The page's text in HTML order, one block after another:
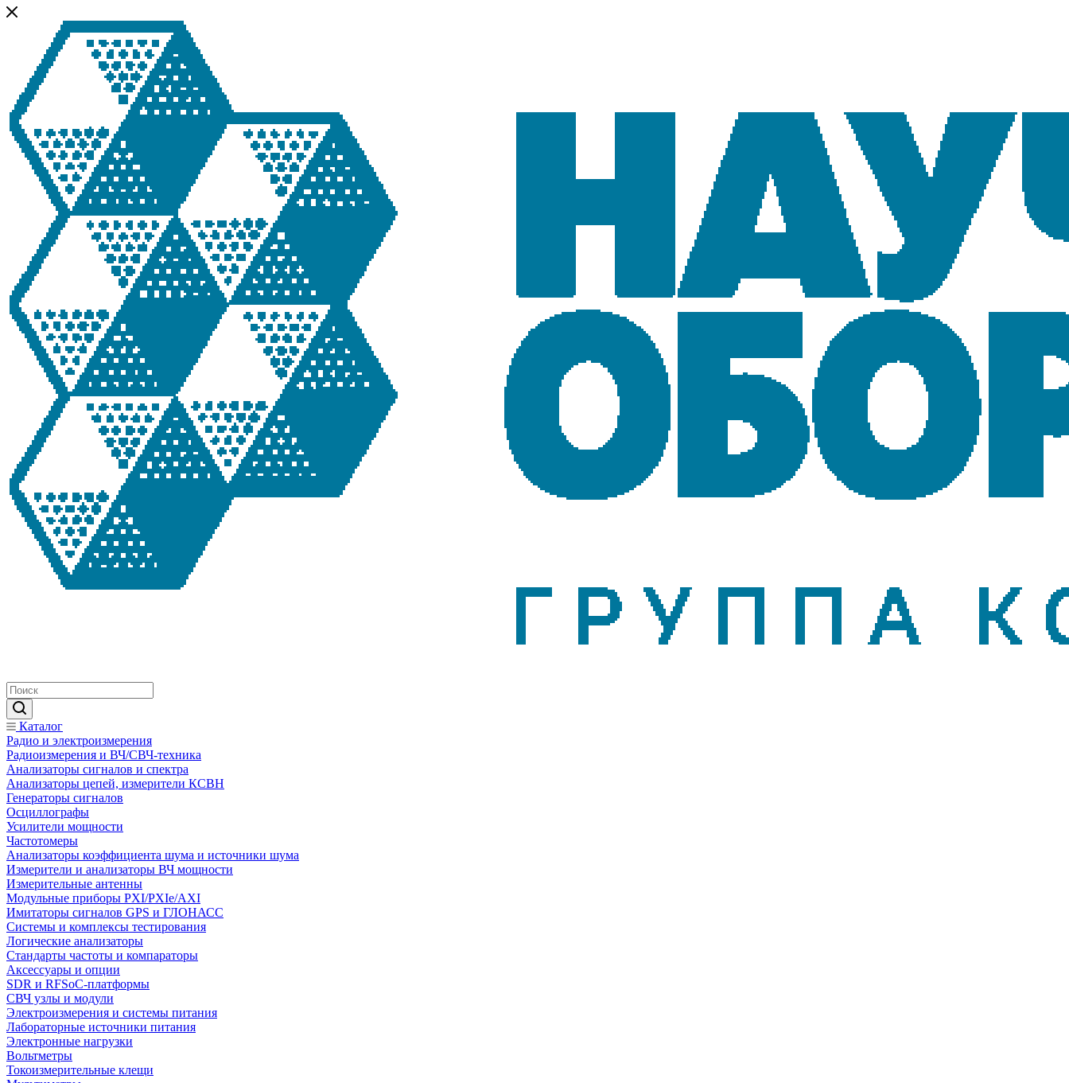
Каталог
Радио и электроизмерения
Радиоизмерения и ВЧ/СВЧ-техника
Анализаторы сигналов и спектра
Анализаторы цепей, измерители КСВН
Генераторы сигналов
Осциллографы
Усилители мощности
Частотомеры
Анализаторы коэффициента шума и источники шума
Измерители и анализаторы ВЧ мощности
Измерительные антенны
Модульные приборы PXI/PXIe/AXI
Имитаторы сигналов GPS и ГЛОНАСС
Системы и комплексы тестирования
Логические анализаторы
Стандарты частоты и компараторы
Аксессуары и опции
SDR и RFSoC‑платформы
СВЧ узлы и модули
Электроизмерения и системы питания
Лабораторные источники питания
Электронные нагрузки
Вольтметры
Токоизмерительные клещи